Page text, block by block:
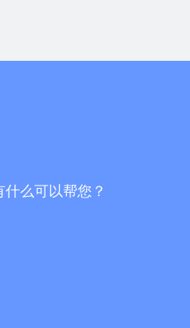
么可以帮您？